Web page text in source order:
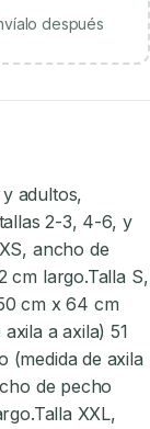
después
adultos,
2-3, 4-6, y
ancho de
cm largo.Talla S,
cm x 64 cm
a axila) 51
(medida de axila
de pecho
XXL,